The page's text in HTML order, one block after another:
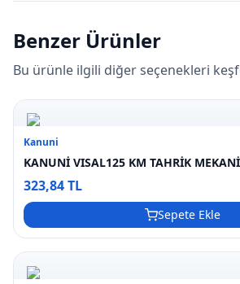
Benzer Ürünler
Bu ürünle ilgili diğer seçenekleri
Kanuni
KANUNİ VISAL125 KM TAHRİK
323,84 TL
Sepete Ekle